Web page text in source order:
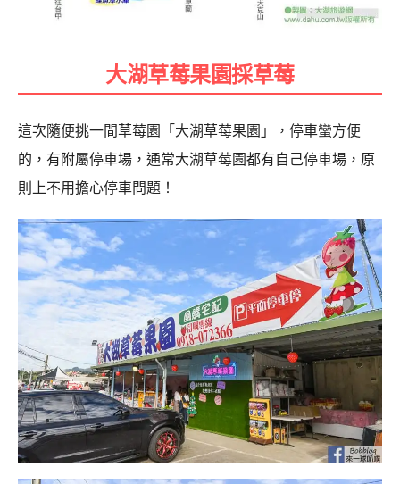
大湖草莓果園採草莓
這次隨便挑一間草莓園「大湖草莓果園」，停車蠻方便
的，有附屬停車場，通常大湖草莓園都有自己停車場，原
則上不用擔心停車問題！